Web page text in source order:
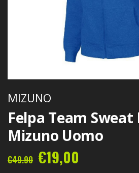
MIZUNO
Felpa Team Sweat
Mizuno Uomo
€49.90 €19,00